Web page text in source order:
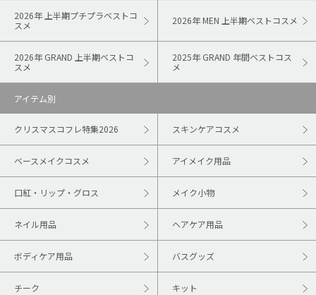
2026年 上半期プチプラベストコ
スメ
2026年 MEN 上半期ベストコスメ
2026年 GRAND 上半期ベストコ
スメ
2025年 GRAND 年間ベストコス
メ
アイテム別
クリスマスコフレ特集2026 スキンケアコスメ
ベースメイクコスメ アイメイク用品
口紅・リップ・グロス メイク小物
ネイル用品 ヘアケア用品
ボディケア用品 バスグッズ
チーク キット